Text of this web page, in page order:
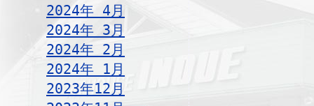
2024年 4月
2024年 3月
2024年 2月
2024年 1月
2023年12月